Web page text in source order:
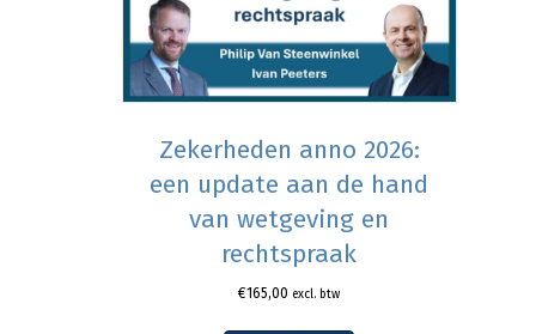
Zekerheden anno 2026:
een update aan de hand
van wetgeving en
rechtspraak
€165,00 excl. btw